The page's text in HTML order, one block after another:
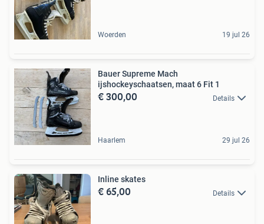
Woerden 19 jul 26
Bauer Supreme Mach
ijshockeyschaatsen, maat 6 Fit 1
€ 300,00 Details
Haarlem 29 jul 26
Inline skates
€ 65,00 Details